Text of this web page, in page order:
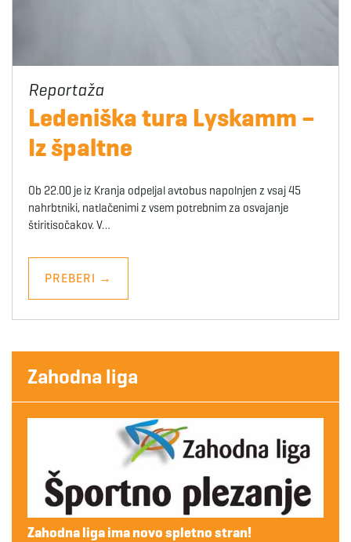
Ledeniška tura Lyskamm –
Iz špaltne
Ob 22.00 je iz Kranja odpeljal avtobus napolnjen z vsaj 45
nahrbtniki, natlačenimi z vsem potrebnim za osvajanje
štiritisočakov. V…
PREBERI →
Zahodna liga
Zahodna liga ima novo spletno stran!